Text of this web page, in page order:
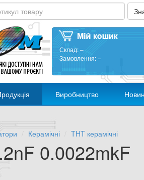
Склад:–
Замовлення:–
Виробництво
Керамічні THT керамічні
0.0022mkF